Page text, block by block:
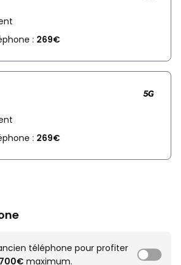
: 269€
: 269€
téléphone pour profiter
700€ maximum.